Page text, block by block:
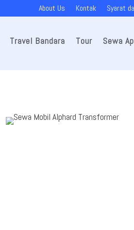
About Us Kontak Syarat
Travel Bandara Tour Sewa